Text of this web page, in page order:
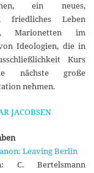
ein neues,
friedliches Leben
Marionetten im
Ideologien, die in
Kurs
nächste große
nehmen.
JACOBSEN
Leaving Berlin
C. Bertelsmann